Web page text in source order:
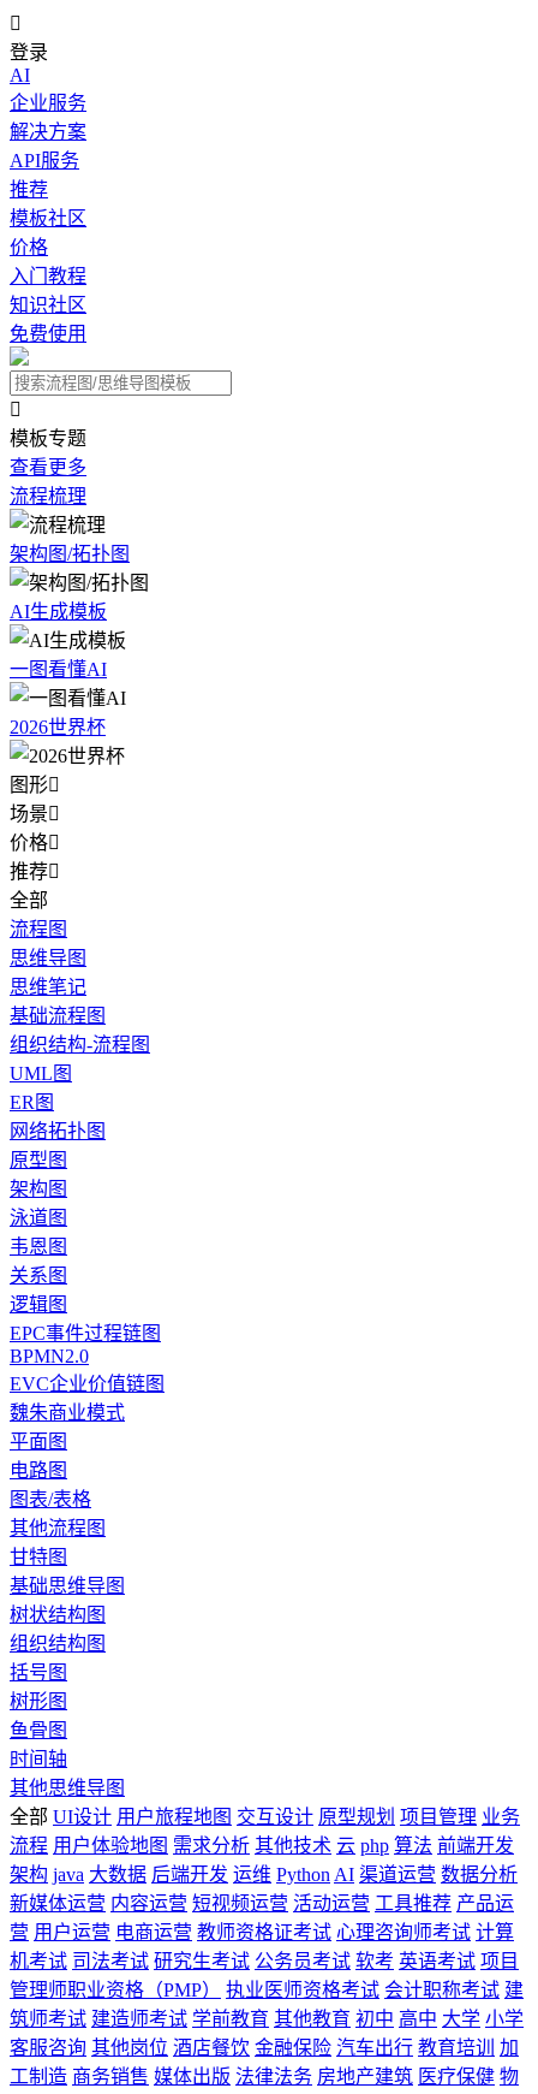

登录
AI
企业服务
解决方案
API服务
推荐
模板社区
价格
入门教程
知识社区
免费使用

模板专题
查看更多
流程梳理
架构图/拓扑图
AI生成模板
一图看懂AI
2026世界杯
图形
场景
价格
推荐
全部
流程图
思维导图
思维笔记
基础流程图
组织结构-流程图
UML图
ER图
网络拓扑图
原型图
架构图
泳道图
韦恩图
关系图
逻辑图
EPC事件过程链图
BPMN2.0
EVC企业价值链图
魏朱商业模式
平面图
电路图
图表/表格
其他流程图
甘特图
基础思维导图
树状结构图
组织结构图
括号图
树形图
鱼骨图
时间轴
其他思维导图
全部 UI设计 用户旅程地图 交互设计 原型规划 项目管理 业务
流程 用户体验地图 需求分析 其他技术 云 php 算法 前端开发
架构 java 大数据 后端开发 运维 Python AI 渠道运营 数据分析
新媒体运营 内容运营 短视频运营 活动运营 工具推荐 产品运
营 用户运营 电商运营 教师资格证考试 心理咨询师考试 计算
机考试 司法考试 研究生考试 公务员考试 软考 英语考试 项目
管理师职业资格（PMP）
执业医师资格考试 会计职称考试 建
筑师考试 建造师考试 学前教育 其他教育 初中 高中 大学 小学
客服咨询 其他岗位 酒店餐饮 金融保险 汽车出行 教育培训
加
工制造 商务销售 媒体出版 法律法务 房地产建筑 医疗保健 物